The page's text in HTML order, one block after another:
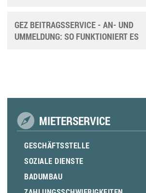
GEZ BEITRAGSSERVICE - AN- UND
UMMELDUNG: SO FUNKTIONIERT ES
MIETERSERVICE
GESCHÄFTSSTELLE
SOZIALE DIENSTE
BADUMBAU